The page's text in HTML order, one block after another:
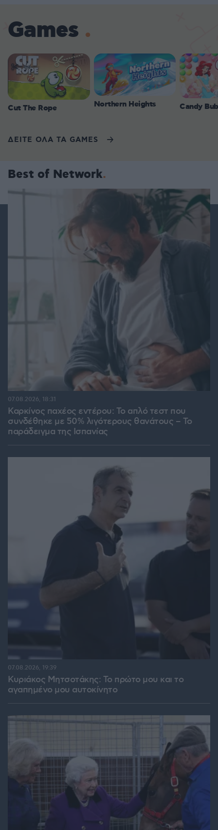
Games
Cut The Rope Northern Heights Candy
ΔΕΙΤΕ ΟΛΑ ΤΑ GAMES
Best of Network
Καρκίνος παχέος εντέρου: Το απλό τεστ που
συνδέθηκε με 50% λιγότερους θανάτους – Το
παράδειγμα της Ισπανίας
07.08.2026, 18:31
Κυριάκος Μητσοτάκης: Το πρώτο μου και το
αγαπημένο μου αυτοκίνητο
07.08.2026, 19:39